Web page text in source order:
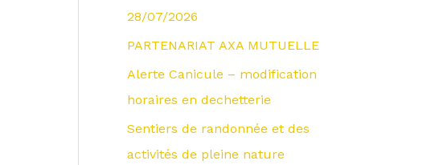
28/07/2026
PARTENARIAT AXA MUTUELLE
Alerte Canicule – modification
horaires en dechetterie
Sentiers de randonnée et des
activités de pleine nature